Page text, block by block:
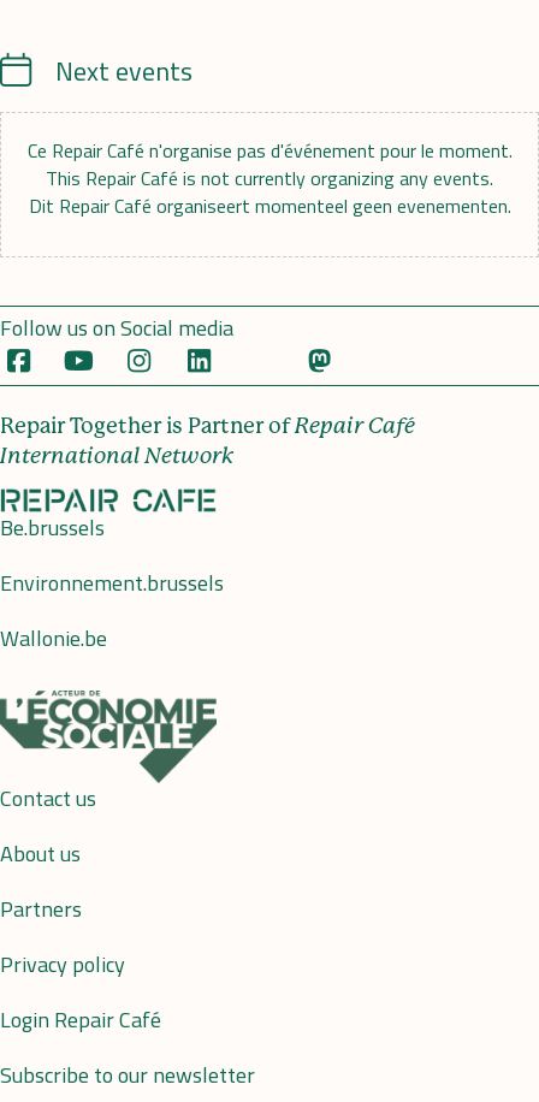
CalendrierNext events
Ce Repair Café n'organise pas d'événement pour le moment.
This Repair Café is not currently organizing any events.
Dit Repair Café organiseert momenteel geen evenementen.
Follow us on Social media
Repair Together is Partner ofRepair Café
International Network
Be.brussels
Environnement.brussels
Wallonie.be
Contact us
About us
Partners
Privacy policy
Login Repair Café
Subscribe to our newsletter